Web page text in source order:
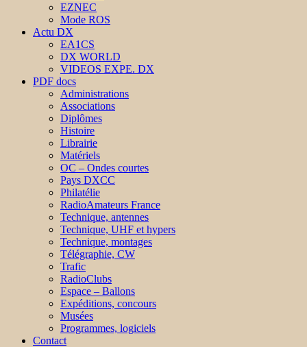
EZNEC
Mode ROS
Actu DX
EA1CS
DX WORLD
VIDEOS EXPE. DX
PDF docs
Administrations
Associations
Diplômes
Histoire
Librairie
Matériels
OC – Ondes courtes
Pays DXCC
Philatélie
RadioAmateurs France
Technique, antennes
Technique, UHF et hypers
Technique, montages
Télégraphie, CW
Trafic
RadioClubs
Espace – Ballons
Expéditions, concours
Musées
Programmes, logiciels
Contact